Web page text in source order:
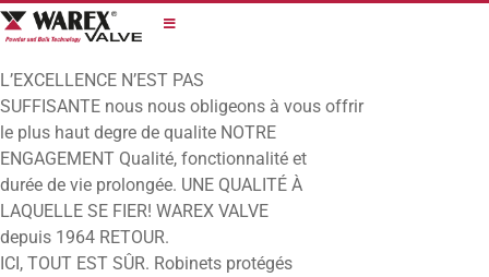
Skip
to
L’EXCELLENCE N’EST PAS
SUFFISANTE nous nous obligeons à vous offrir
le plus haut degre de qualite NOTRE
ENGAGEMENT Qualité, fonctionnalité et
durée de vie prolongée. UNE QUALITÉ À
LAQUELLE SE FIER! WAREX VALVE
depuis 1964 RETOUR.
ICI, TOUT EST SÛR. Robinets protégés